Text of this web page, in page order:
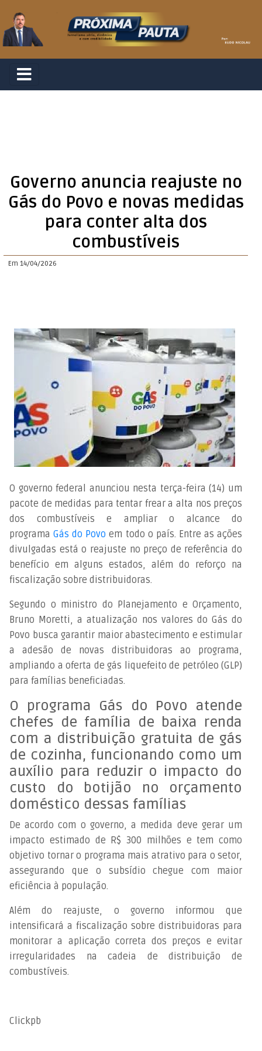
Governo anuncia reajuste no
Gás do Povo e novas medidas
para conter alta dos
combustíveis
Em 14/04/2026
O governo federal anunciou nesta terça-feira (14) um
pacote de medidas para tentar frear a alta nos preços
dos combustíveis e ampliar o alcance do
programaGás do Povo em todo o país. Entre as ações
divulgadas está o reajuste no preço de referência do
benefício em alguns estados, além do reforço na
fiscalização sobre distribuidoras.
Segundo o ministro do Planejamento e Orçamento,
Bruno Moretti, a atualização nos valores do Gás do
Povo busca garantir maior abastecimento e estimular
a adesão de novas distribuidoras ao programa,
ampliando a oferta de gás liquefeito de petróleo (GLP)
para famílias beneficiadas.
O programa Gás do Povo atende
chefes de família de baixa renda
com a distribuição gratuita de gás
de cozinha, funcionando como um
auxílio para reduzir o impacto do
custo do botijão no orçamento
doméstico dessas famílias
De acordo com o governo, a medida deve gerar um
impacto estimado de R$ 300 milhões e tem como
objetivo tornar o programa mais atrativo para o setor,
assegurando que o subsídio chegue com maior
eficiência à população.
Além do reajuste, o governo informou que
intensificará a fiscalização sobre distribuidoras para
monitorar a aplicação correta dos preços e evitar
irregularidades na cadeia de distribuição de
combustíveis.
Clickpb